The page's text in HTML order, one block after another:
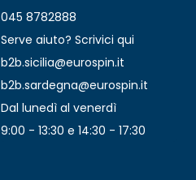
045 8782888
Serve aiuto? Scrivici qui
b2b.sicilia@eurospin.it
b2b.sardegna@eurospin.it
Dal lunedì al venerdì
9:00 - 13:30 e 14:30 - 17:30